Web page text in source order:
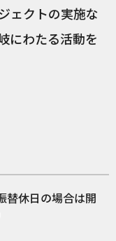
ェクトの実施な
にわたる活動を
替休日の場合は開